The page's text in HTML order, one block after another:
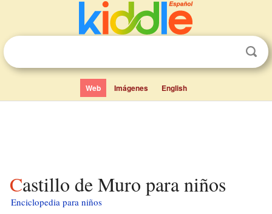
Web Imágenes English
Castillo de Muro para niños
Enciclopedia para niños